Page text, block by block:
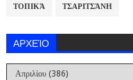
ΤΟΠΙΚΆ ΤΣΑΡΙΤΣΆΝΗ
ΑΡΧΕΊΟ